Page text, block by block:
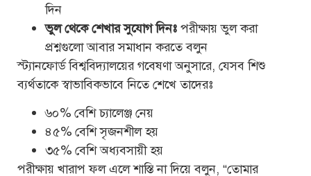
দিন
ভুল থেকে শেখার সুযোগ দিনঃ পরীক্ষায় ভুল করা
প্রশ্নগুলো আবার সমাধান করতে বলুন
স্ট্যানফোর্ড বিশ্ববিদ্যালয়ের গবেষণা অনুসারে, যেসব শিশু
ব্যর্থতাকে স্বাভাবিকভাবে নিতে শেখে তাদেরঃ
৬০% বেশি চ্যালেঞ্জ নেয়
৪৫% বেশি সৃজনশীল হয়
৩৫% বেশি অধ্যবসায়ী হয়
পরীক্ষায় খারাপ ফল এলে শাস্তি না দিয়ে বলুন, “তোমার